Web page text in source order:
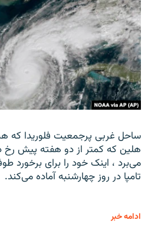
ساحل غربی پرجمعیت فلوریدا که
هلین که کمتر از دو هفته پیش
می‌برد ، اینک خود را برای برخورد
تامپا در روز چهارشنبه آماده می‌کند.
ادامه خبر